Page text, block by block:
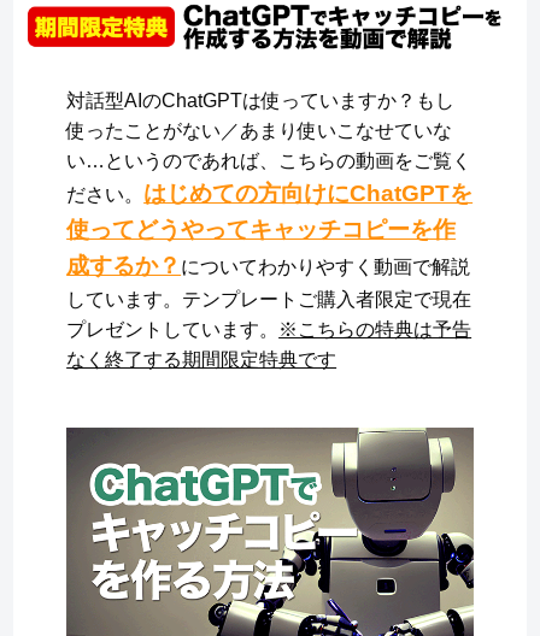
対話型AIのChatGPTは使っていますか？もし
使ったことがない／あまり使いこなせていな
い…というのであれば、こちらの動画をご覧く
ださい。 はじめての方向けにChatGPTを
使ってどうやってキャッチコピーを作
成するか？ についてわかりやすく動画で解説
しています。テンプレートご購入者限定で現在
プレゼントしています。
※こちらの特典は予告
なく終了する期間限定特典です